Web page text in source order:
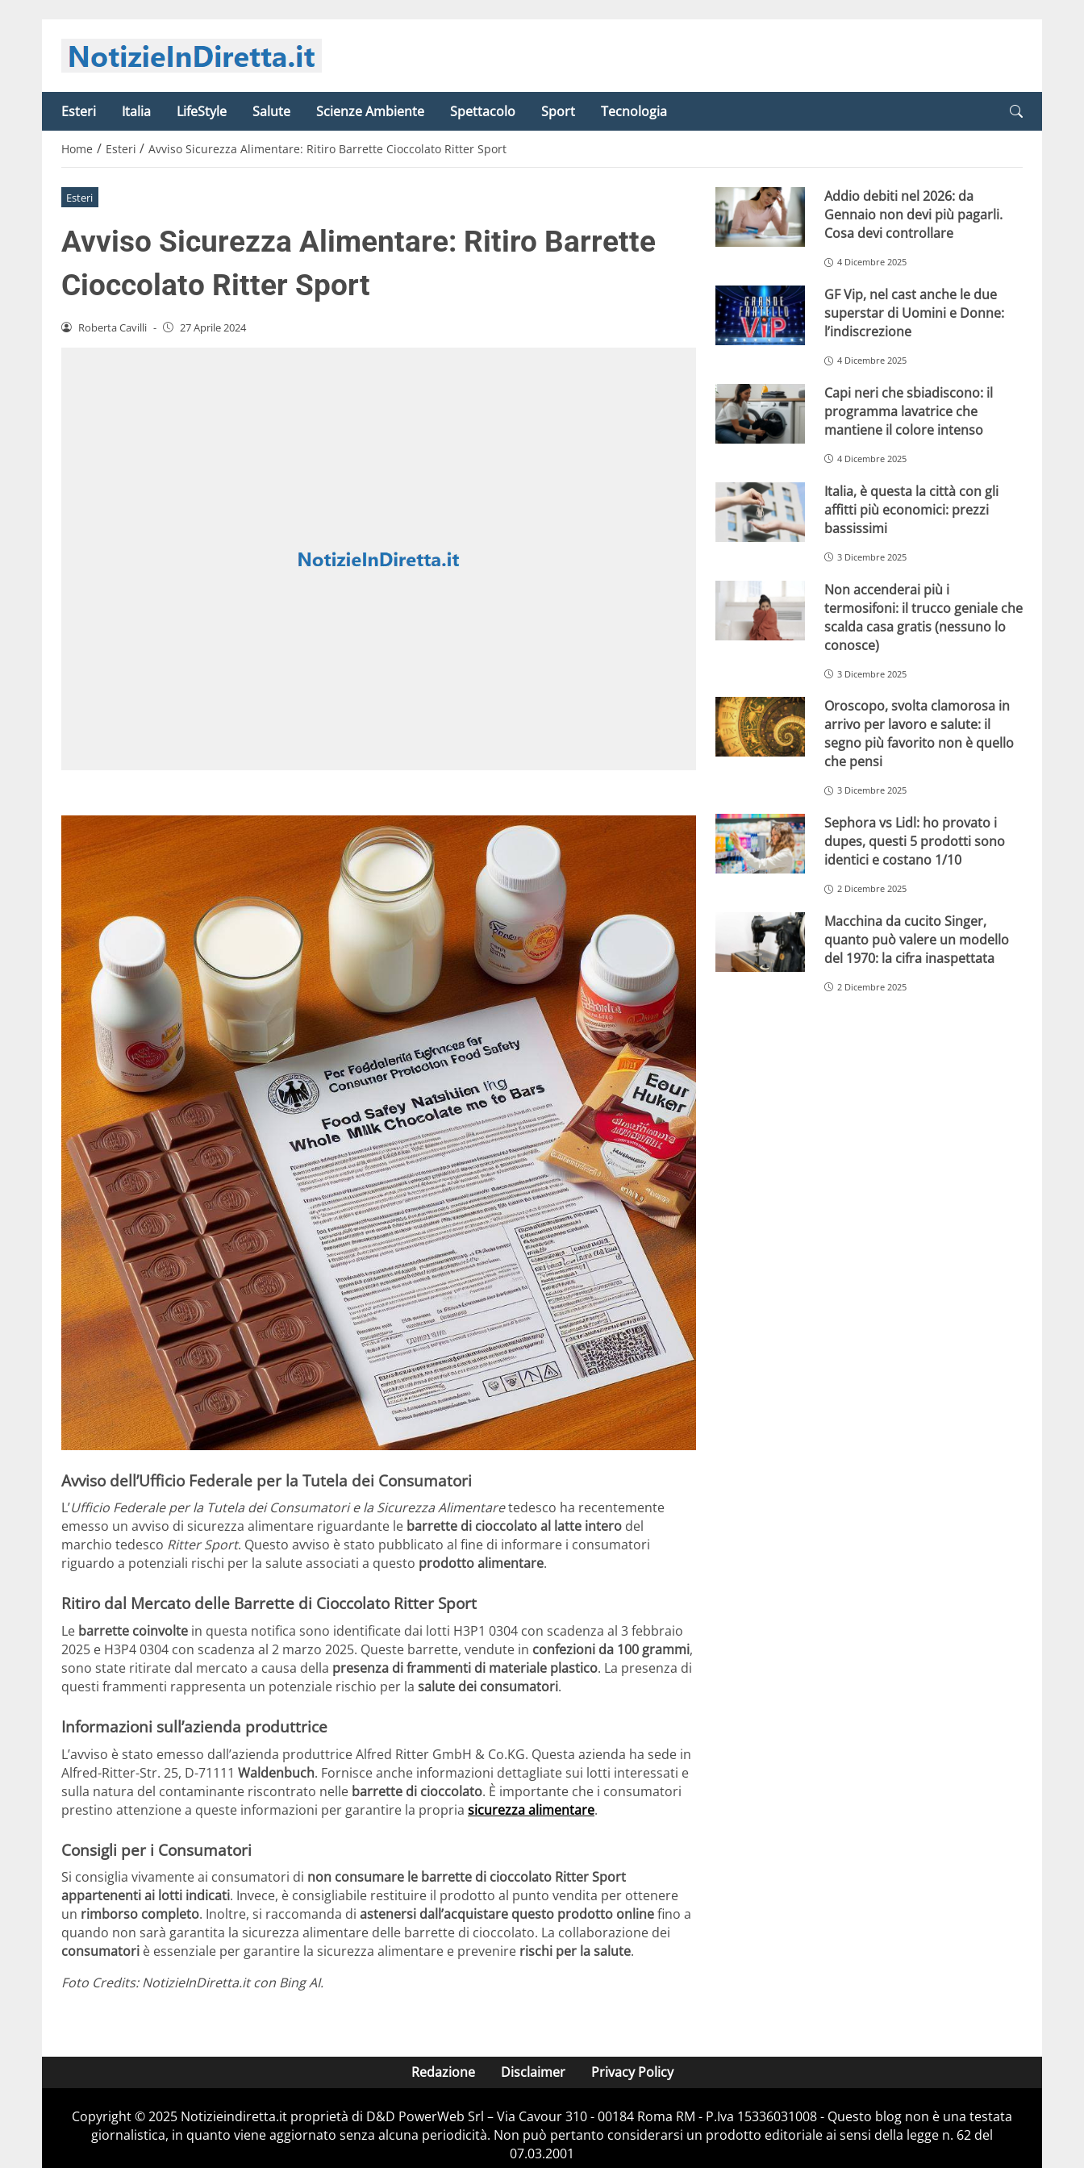
Esteri Italia LifeStyle Salute Scienze Ambiente Spettacolo Sport Tecnologia
Home / Esteri / Avviso Sicurezza Alimentare: Ritiro Barrette Cioccolato Ritter Sport
Esteri
Avviso Sicurezza Alimentare: Ritiro Barrette
Cioccolato Ritter Sport
Roberta Cavilli - 27 Aprile 2024
Avviso dell’Ufficio Federale per la Tutela dei Consumatori
L’Ufficio Federale per la Tutela dei Consumatori e la Sicurezza Alimentaretedesco ha recentemente
emesso un avviso di sicurezza alimentare riguardante le barrette di cioccolato al latte intero del
marchio tedesco Ritter Sport. Questo avviso è stato pubblicato al fine di informare i consumatori
riguardo a potenziali rischi per la salute associati a questo prodotto alimentare.
Ritiro dal Mercato delle Barrette di Cioccolato Ritter Sport
Le barrette coinvolte in questa notifica sono identificate dai lotti H3P1 0304 con scadenza al 3 febbraio
2025 e H3P4 0304 con scadenza al 2 marzo 2025. Queste barrette, vendute in confezioni da 100 grammi,
sono state ritirate dal mercato a causa della presenza di frammenti di materiale plastico. La presenza di
questi frammenti rappresenta un potenziale rischio per la salute dei consumatori.
Informazioni sull’azienda produttrice
L’avviso è stato emesso dall’azienda produttrice Alfred Ritter GmbH & Co.KG. Questa azienda ha sede in
Alfred-Ritter-Str. 25, D-71111 Waldenbuch. Fornisce anche informazioni dettagliate sui lotti interessati e
sulla natura del contaminante riscontrato nelle barrette di cioccolato. È importante che i consumatori
prestino attenzione a queste informazioni per garantire la propria sicurezza alimentare.
Consigli per i Consumatori
Si consiglia vivamente ai consumatori di non consumare le barrette di cioccolato Ritter Sport
appartenenti ai lotti indicati. Invece, è consigliabile restituire il prodotto al punto vendita per ottenere
un rimborso completo. Inoltre, si raccomanda di astenersi dall’acquistare questo prodotto onlinefino a
quando non sarà garantita la sicurezza alimentare delle barrette di cioccolato. La collaborazione dei
consumatori è essenziale per garantire la sicurezza alimentare e prevenire rischi per la salute.
Foto Credits: NotizieInDiretta.it con Bing AI.
Addio debiti nel 2026: da
Gennaio non devi più pagarli.
Cosa devi controllare
4 Dicembre 2025
GF Vip, nel cast anche le due
superstar di Uomini e Donne:
l’indiscrezione
4 Dicembre 2025
Capi neri che sbiadiscono: il
programma lavatrice che
mantiene il colore intenso
4 Dicembre 2025
Italia, è questa la città con gli
affitti più economici: prezzi
bassissimi
3 Dicembre 2025
Non accenderai più i
termosifoni: il trucco geniale che
scalda casa gratis (nessuno lo
conosce)
3 Dicembre 2025
Oroscopo, svolta clamorosa in
arrivo per lavoro e salute: il
segno più favorito non è quello
che pensi
3 Dicembre 2025
Sephora vs Lidl: ho provato i
dupes, questi 5 prodotti sono
identici e costano 1/10
2 Dicembre 2025
Macchina da cucito Singer,
quanto può valere un modello
del 1970: la cifra inaspettata
2 Dicembre 2025
Redazione Disclaimer Privacy Policy
Copyright © 2025 Notizieindiretta.it proprietà di D&D PowerWeb Srl – Via Cavour 310 - 00184 Roma RM - P.Iva 15336031008 - Questo blog non è una testata
giornalistica, in quanto viene aggiornato senza alcuna periodicità. Non può pertanto considerarsi un prodotto editoriale ai sensi della legge n. 62 del
07.03.2001